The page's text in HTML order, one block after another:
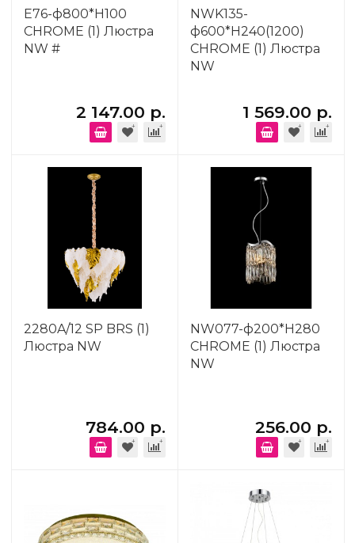
E76-ф800*H100
CHROME (1) Люстра
NW #
2 147.00 р.
NWK135-
ф600*H240(1200)
CHROME (1) Люстра
NW
1 569.00 р.
2280A/12 SP BRS (1)
Люстра NW
784.00 р.
NW077-ф200*H280
CHROME (1) Люстра
NW
256.00 р.